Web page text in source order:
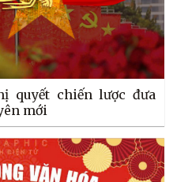
quyết chiến lược đưa
mới